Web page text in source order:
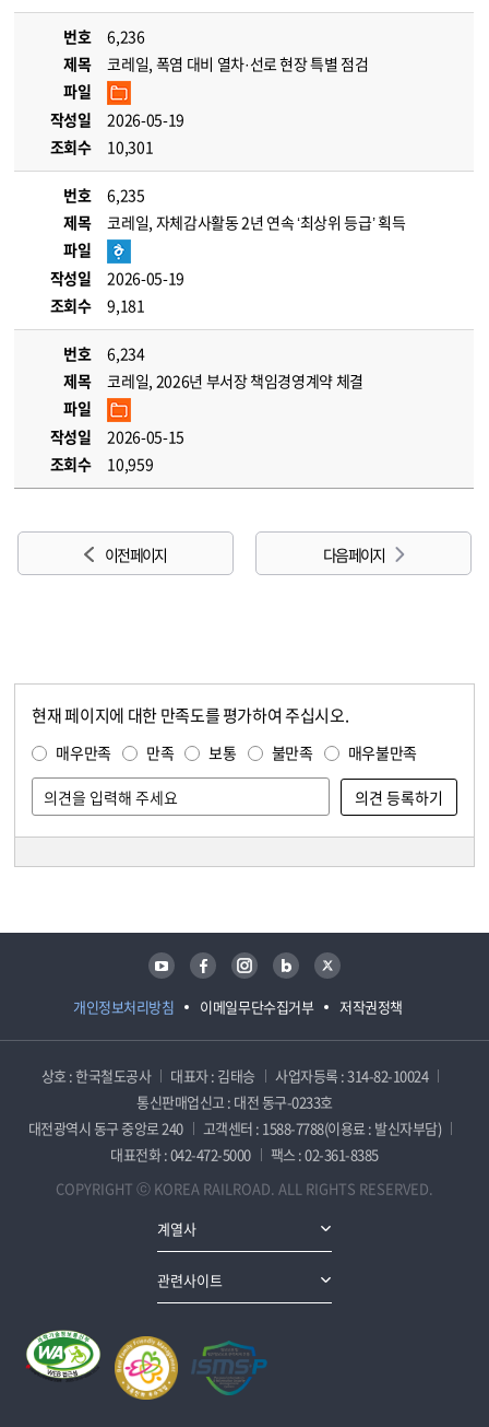
번호
6,236
제목
코레일, 폭염 대비 열차·선로 현장 특별 점검
파일
작성일
2026-05-19
조회수
10,301
번호
6,235
제목
코레일, 자체감사활동 2년 연속 ‘최상위 등급’ 획득
파일
작성일
2026-05-19
조회수
9,181
번호
6,234
제목
코레일, 2026년 부서장 책임경영계약 체결
파일
작성일
2026-05-15
조회수
10,959
이전 페이지 다음 페이지
현재 페이지에 대한 만족도를 평가하여 주십시오.
매우만족 만족 보통 불만족 매우불만족
개인정보처리방침 이메일무단수집거부 저작권정책
유튜브 페이스북 인스타그램 블로그 트위터
상호 : 한국철도공사 대표자 : 김태승
사업자등록 : 314-82-10024
통신판매업신고 : 대전 동구-0233호
대전광역시 동구 중앙로 240
고객센터 : 1588-7788(이용료 : 발신자부담)
대표전화 : 042-472-5000
팩스 : 02-361-8385
COPYRIGHT ⓒ KOREA RAILROAD. ALL RIGHTS RESERVED.
계열사
관련사이트